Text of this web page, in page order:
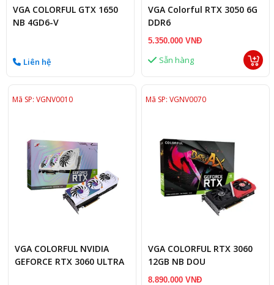
VGA COLORFUL GTX 1650
NB 4GD6-V
Liên hệ
VGA Colorful RTX 3050 6G
DDR6
5.350.000 VNĐ
Sẵn hàng
Mã SP: VGNV0010
VGA COLORFUL NVIDIA
GEFORCE RTX 3060 ULTRA
Mã SP: VGNV0070
VGA COLORFUL RTX 3060
12GB NB DOU
8.890.000 VNĐ